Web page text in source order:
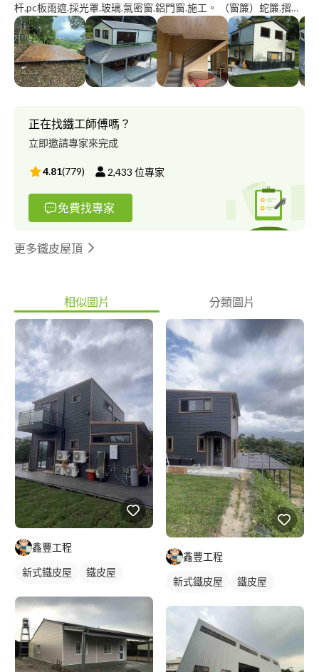
杆.pc板雨遮.採光罩.玻璃.氣密窗.鋁門窗.施工。 （窗簾）蛇簾.摺頸
簾.捲簾.調光簾.紗簾.百葉門窗.spc地板.塑膠地板.高架地板.壁紙.系
統廚具.櫥櫃。 以上需求可以找我們施工，我們師傅有22年的工程
經驗.因應客戶的工程需求廣泛，我們的服務受到客戶的肯定，而
成為統包承攬，我們在這網路的時代多一個跟客戶了解工程上的需
求，請給我們一個機會來為您服務！
正在找鐵工師傅嗎？
立即邀請專家來完成
4.81(779) 2,433 位專家
免費找專家
更多鐵皮屋頂
相似圖片 分類圖片
鑫豐工程
新式鐵皮屋
鐵皮屋
鑫豐工程
新式鐵皮屋
鐵皮屋